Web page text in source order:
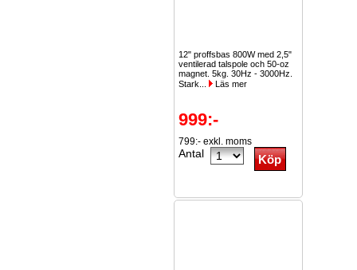
12" proffsbas 800W med 2,5"
ventilerad talspole och 50-oz
magnet. 5kg. 30Hz - 3000Hz.
Stark...
Läs mer
999:-
799:- exkl. moms
Antal